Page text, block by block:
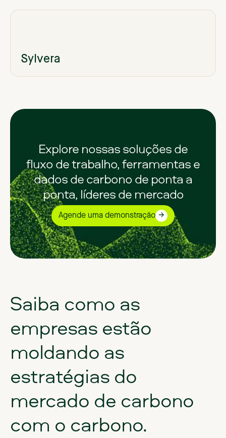
Sylvera
Explore nossas soluções de
fluxo de trabalho, ferramentas e
dados de carbono de ponta a
ponta, líderes de mercado
Agende uma demonstração
Saiba como as
empresas estão
moldando as
estratégias do
mercado de carbono
com o carbono.